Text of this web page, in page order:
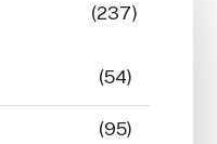
(237)
(54)
(95)